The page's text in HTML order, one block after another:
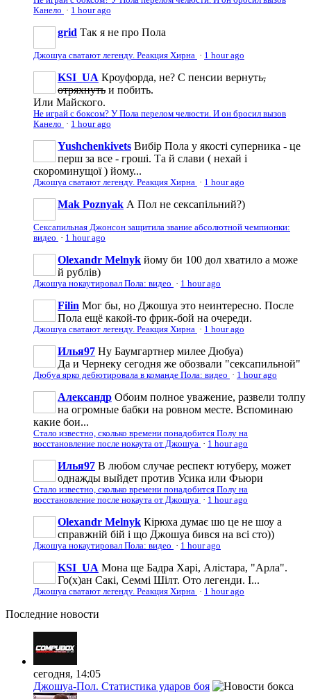
Канело · 1 hour ago
grid Так я не про Пола
Джошуа сватают легенду. Реакция Хирна · 1 hour ago
KSI_UA Кроуфорда, не? С пенсии вернуть,
отряхнуть и побить.
Или Майского.
Не играй с боксом? У Пола перелом челюсти. И он бросил вызов
Канело · 1 hour ago
Yushchenkivets Вибір Пола у якості суперника - це
перш за все - гроші. Та й слави ( нехай і
скороминущої ) йому...
Джошуа сватают легенду. Реакция Хирна · 1 hour ago
Mak Poznyak А Пол не сексапільний?)
Сексапильная Джонсон защитила звание абсолютной чемпионки:
видео · 1 hour ago
Olexandr Melnyk йому би 100 дол хватило а може
й рублів)
Джошуа нокаутировал Пола: видео · 1 hour ago
Filin Мог бы, но Джошуа это неинтересно. После
Пола ещё какой-то фрик-бой на очереди.
Джошуа сватают легенду. Реакция Хирна · 1 hour ago
Илья97 Ну Баумгартнер милее Дюбуа)
Да и Чернеку сегодня же обозвали "сексапильной"
Дюбуа ярко дебютировала в команде Пола: видео · 1 hour ago
Александр Обоим полное уважение, развели толпу
на огромные бабки на ровном месте. Вспоминаю
какие бои...
Стало известно, сколько времени понадобится Полу на
восстановление после нокаута от Джошуа · 1 hour ago
Илья97 В любом случае респект ютуберу, может
однажды выйдет против Усика или Фьюри
Стало известно, сколько времени понадобится Полу на
восстановление после нокаута от Джошуа · 1 hour ago
Olexandr Melnyk Кірюха думає шо це не шоу а
справжній бій і що Джошуа бився на всі сто))
Джошуа нокаутировал Пола: видео · 1 hour ago
KSI_UA Мона ще Бадра Харі, Алістара, "Арла".
Го(х)ан Сакі, Семмі Шілт. Ото легенди. І...
Джошуа сватают легенду. Реакция Хирна · 1 hour ago
Последние новости
сегодня, 14:05
Джошуа-Пол. Статистика ударов боя